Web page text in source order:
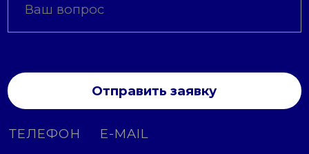
Отправить заявку
ТЕЛЕФОН E-MAIL